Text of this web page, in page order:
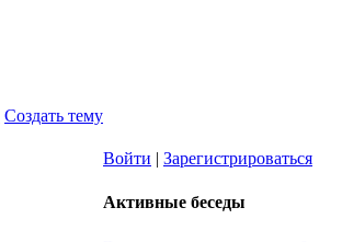
Создать тему
Войти | Зарегистрироваться
Активные беседы